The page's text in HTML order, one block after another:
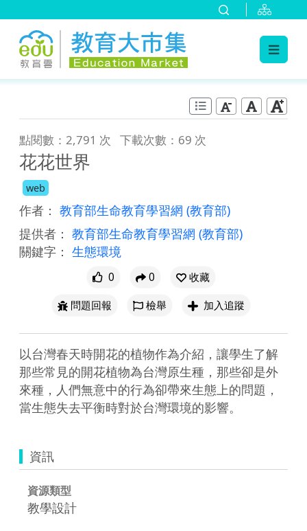
點閱數：2,791 次 下載次數：69 次
花花世界
web
作者： 教育部生命教育學習網 (教育部)
提供者： 教育部生命教育學習網 (教育部)
關鍵字： 生態環境
0 0
收藏
問題回報
檢舉 加入追蹤
以台灣春天時開花的植物作為介紹，讓學生了解
那些常見的開花植物為台灣原生種，那些卻是外
來種，人們無意中的行為卻帶來生態上的問題，
當生態失去平衡時對於台灣環境的影響。
資訊
資源類型
教學設計